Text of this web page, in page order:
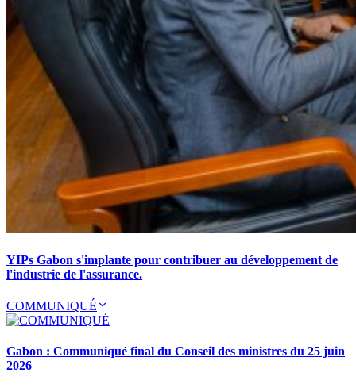
YIPs Gabon s'implante pour contribuer au développement de
l'industrie de l'assurance.
COMMUNIQUÉ
Gabon : Communiqué final du Conseil des ministres du 25 juin
2026